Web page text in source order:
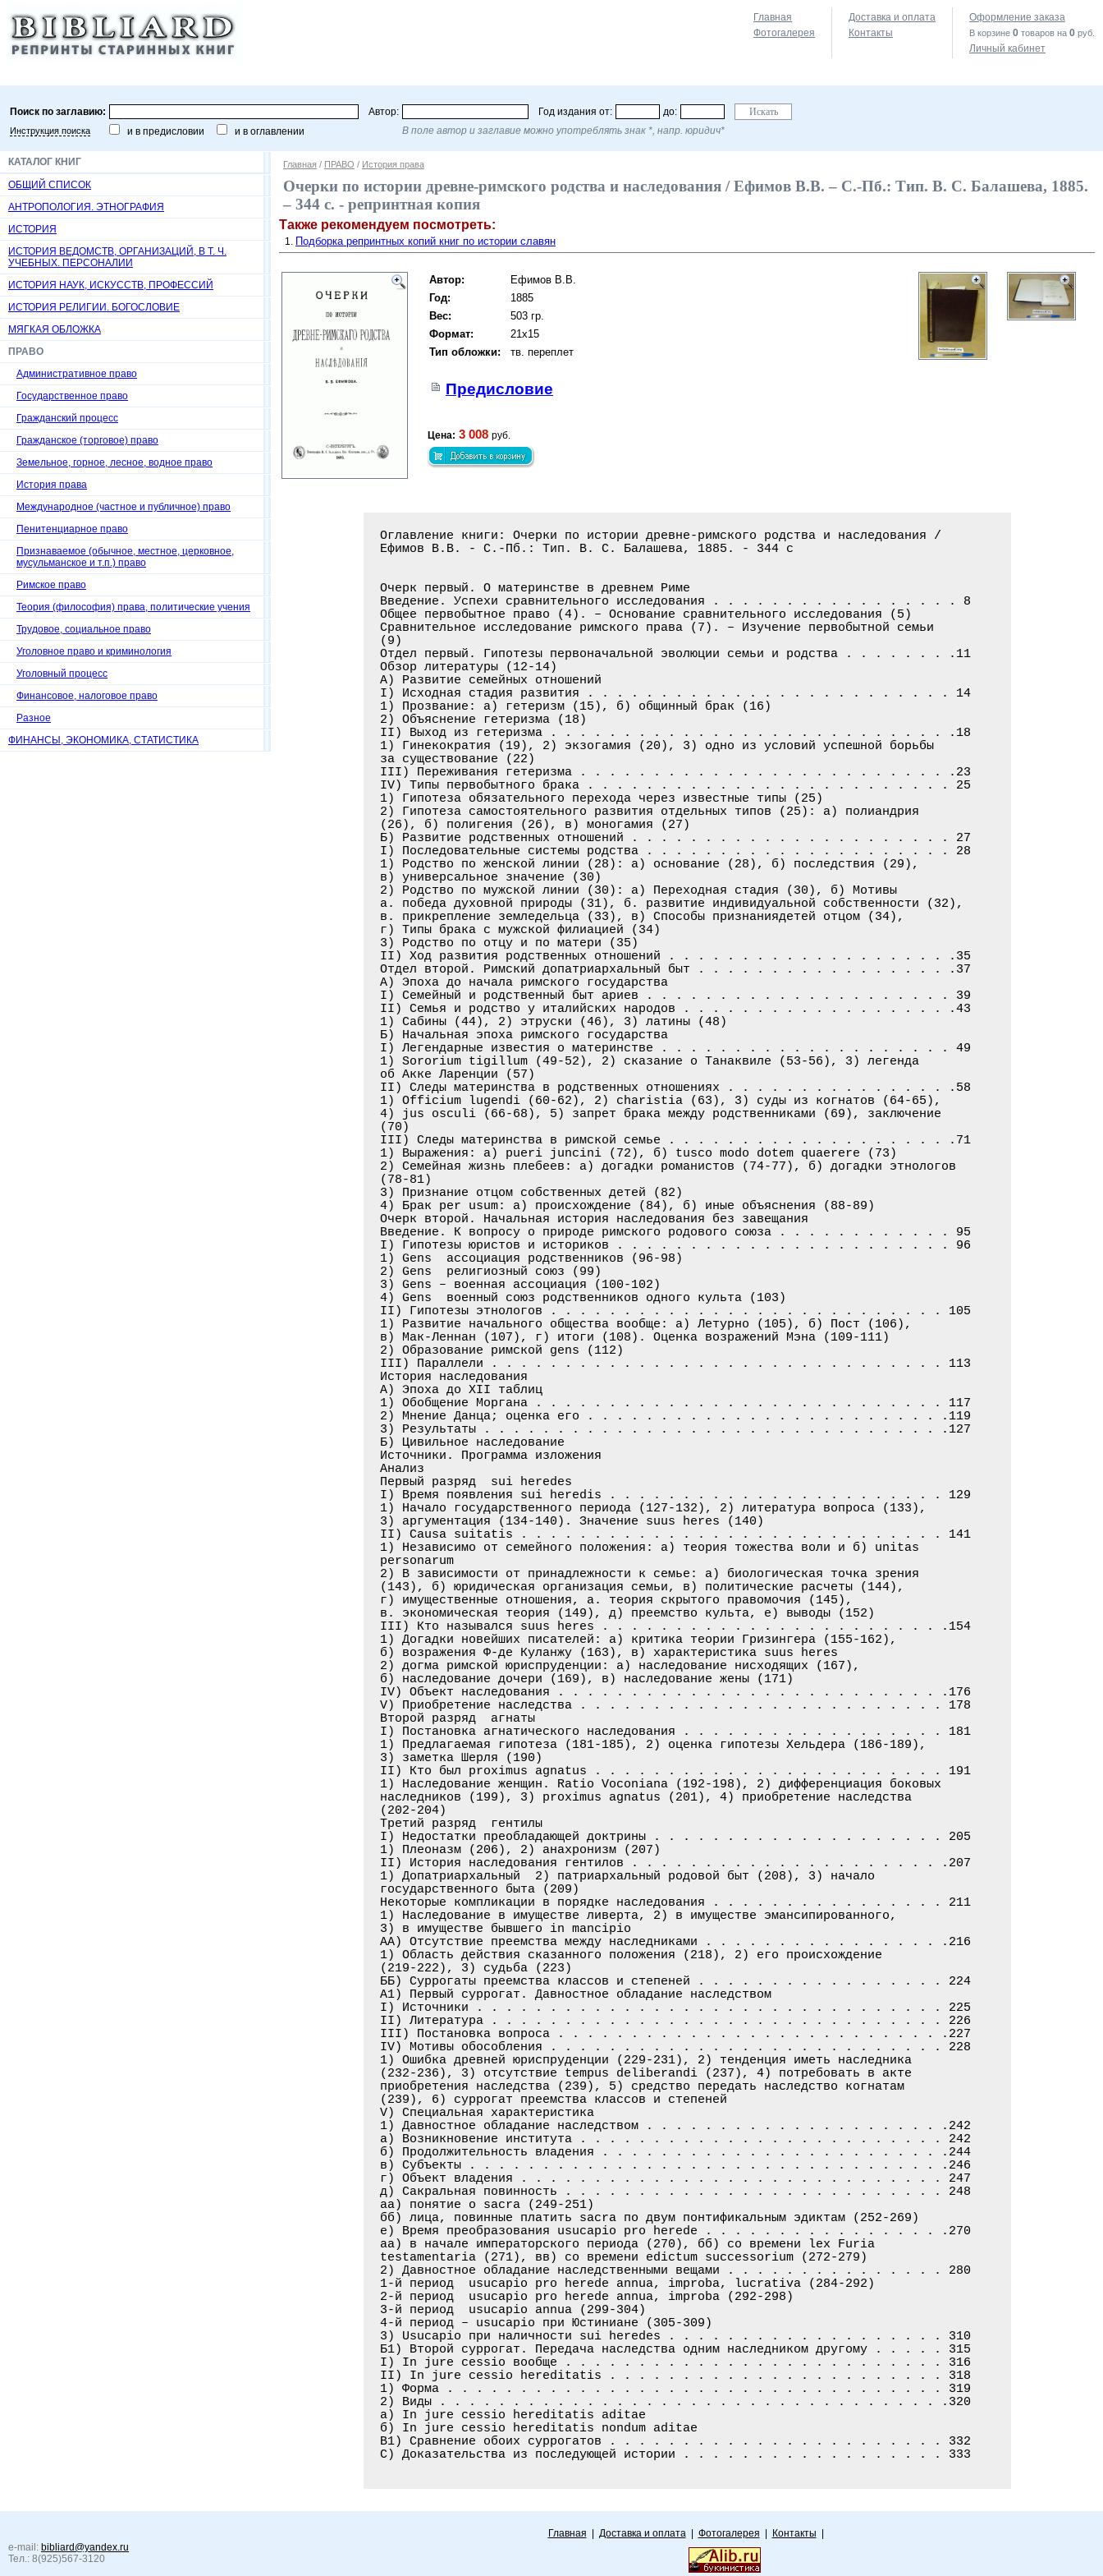
Главная
Фотогалерея
Доставка и оплата
Контакты
Оформление заказа
В корзине 0 товаров на 0 руб.
Личный кабинет
Поиск по заглавию: Автор: Год издания от: до:
Инструкция поиска и в предисловии и в оглавлении В поле автор и заглавие можно употреблять знак *, напр. юридич*
КАТАЛОГ КНИГ
ОБЩИЙ СПИСОК
АНТРОПОЛОГИЯ. ЭТНОГРАФИЯ
ИСТОРИЯ
ИСТОРИЯ ВЕДОМСТВ, ОРГАНИЗАЦИЙ, В Т. Ч.
УЧЕБНЫХ. ПЕРСОНАЛИИ
ИСТОРИЯ НАУК, ИСКУССТВ, ПРОФЕССИЙ
ИСТОРИЯ РЕЛИГИИ. БОГОСЛОВИЕ
МЯГКАЯ ОБЛОЖКА
ПРАВО
Административное право
Государственное право
Гражданский процесс
Гражданское (торговое) право
Земельное, горное, лесное, водное право
История права
Международное (частное и публичное) право
Пенитенциарное право
Признаваемое (обычное, местное, церковное,
мусульманское и т.п.) право
Римское право
Теория (философия) права, политические учения
Трудовое, социальное право
Уголовное право и криминология
Уголовный процесс
Финансовое, налоговое право
Разное
ФИНАНСЫ, ЭКОНОМИКА, СТАТИСТИКА
Главная / ПРАВО / История права
Очерки по истории древне-римского родства и наследования / Ефимов В.В. – С.-Пб.: Тип. В. С. Балашева, 1885.
– 344 с. - репринтная копия
Также рекомендуем посмотреть:
Подборка репринтных копий книг по истории славян
Автор:
Ефимов В.В.
Год:
1885
Вес:
503 гр.
Формат:
21x15
Тип обложки:
тв. переплет
Предисловие
Цена: 3 008 руб.
Оглавление книги: Очерки по истории древне-римского родства и наследования /
Ефимов В.В. - С.-Пб.: Тип. В. С. Балашева, 1885. - 344 с
Очерк первый. О материнстве в древнем Риме
Введение. Успехи сравнительного исследования . . . . . . . . . . . . . . . . . 8
Общее первобытное право (4). – Основание сравнительного исследования (5)
Сравнительное исследование римского права (7). – Изучение первобытной семьи
(9)
Отдел первый. Гипотезы первоначальной эволюции семьи и родства . . . . . . . .11
Обзор литературы (12-14)
А) Развитие семейных отношений
I) Исходная стадия развития . . . . . . . . . . . . . . . . . . . . . . . . . 14
1) Прозвание: а) гетеризм (15), б) общинный брак (16)
2) Объяснение гетеризма (18)
II) Выход из гетеризма . . . . . . . . . . . . . . . . . . . . . . . . . . . .18
1) Гинекократия (19), 2) экзогамия (20), 3) одно из условий успешной борьбы
за существование (22)
III) Переживания гетеризма . . . . . . . . . . . . . . . . . . . . . . . . . .23
IV) Типы первобытного брака . . . . . . . . . . . . . . . . . . . . . . . . . 25
1) Гипотеза обязательного перехода через известные типы (25)
2) Гипотеза самостоятельного развития отдельных типов (25): а) полиандрия
(26), б) полигения (26), в) моногамия (27)
Б) Развитие родственных отношений . . . . . . . . . . . . . . . . . . . . . . 27
I) Последовательные системы родства . . . . . . . . . . . . . . . . . . . . . 28
1) Родство по женской линии (28): а) основание (28), б) последствия (29),
в) универсальное значение (30)
2) Родство по мужской линии (30): а) Переходная стадия (30), б) Мотивы
а. победа духовной природы (31), б. развитие индивидуальной собственности (32),
в. прикрепление земледельца (33), в) Способы признаниядетей отцом (34),
г) Типы брака с мужской филиацией (34)
3) Родство по отцу и по матери (35)
II) Ход развития родственных отношений . . . . . . . . . . . . . . . . . . . .35
Отдел второй. Римский допатриархальный быт . . . . . . . . . . . . . . . . . .37
А) Эпоха до начала римского государства
I) Семейный и родственный быт ариев . . . . . . . . . . . . . . . . . . . . . 39
II) Семья и родство у италийских народов . . . . . . . . . . . . . . . . . . .43
1) Сабины (44), 2) этруски (46), 3) латины (48)
Б) Начальная эпоха римского государства
I) Легендарные известия о материнстве . . . . . . . . . . . . . . . . . . . . 49
1) Sororium tigillum (49-52), 2) сказание о Танаквиле (53-56), 3) легенда
об Акке Ларенции (57)
II) Следы материнства в родственных отношениях . . . . . . . . . . . . . . . .58
1) Officium lugendi (60-62), 2) charistia (63), 3) суды из когнатов (64-65),
4) jus osculi (66-68), 5) запрет брака между родственниками (69), заключение
(70)
III) Следы материнства в римской семье . . . . . . . . . . . . . . . . . . . .71
1) Выражения: а) pueri juncini (72), б) tusco modo dotem quaerere (73)
2) Семейная жизнь плебеев: а) догадки романистов (74-77), б) догадки этнологов
(78-81)
3) Признание отцом собственных детей (82)
4) Брак per usum: а) происхождение (84), б) иные объяснения (88-89)
Очерк второй. Начальная история наследования без завещания
Введение. К вопросу о природе римского родового союза . . . . . . . . . . . . 95
I) Гипотезы юристов и историков . . . . . . . . . . . . . . . . . . . . . . . 96
1) Gens ­ ассоциация родственников (96-98)
2) Gens ­ религиозный союз (99)
3) Gens – военная ассоциация (100-102)
4) Gens ­ военный союз родственников одного культа (103)
II) Гипотезы этнологов . . . . . . . . . . . . . . . . . . . . . . . . . . . 105
1) Развитие начального общества вообще: а) Летурно (105), б) Пост (106),
в) Мак-Леннан (107), г) итоги (108). Оценка возражений Мэна (109-111)
2) Образование римской gens (112)
III) Параллели . . . . . . . . . . . . . . . . . . . . . . . . . . . . . . . 113
История наследования
А) Эпоха до XII таблиц
1) Обобщение Моргана . . . . . . . . . . . . . . . . . . . . . . . . . . . . 117
2) Мнение Данца; оценка его . . . . . . . . . . . . . . . . . . . . . . . . .119
3) Результаты . . . . . . . . . . . . . . . . . . . . . . . . . . . . . . . .127
Б) Цивильное наследование
Источники. Программа изложения
Анализ
Первый разряд ­ sui heredes
I) Время появления sui heredis . . . . . . . . . . . . . . . . . . . . . . . 129
1) Начало государственного периода (127-132), 2) литература вопроса (133),
3) аргументация (134-140). Значение suus heres (140)
II) Causa suitatis . . . . . . . . . . . . . . . . . . . . . . . . . . . . . 141
1) Независимо от семейного положения: а) теория тожества воли и б) unitas
personarum
2) В зависимости от принадлежности к семье: а) биологическая точка зрения
(143), б) юридическая организация семьи, в) политические расчеты (144),
г) имущественные отношения, а. теория скрытого правомочия (145),
в. экономическая теория (149), д) преемство культа, е) выводы (152)
III) Кто назывался suus heres . . . . . . . . . . . . . . . . . . . . . . . .154
1) Догадки новейших писателей: а) критика теории Гризингера (155-162),
б) возражения Ф-де Куланжу (163), в) характеристика suus heres
2) догма римской юриспруденции: а) наследование нисходящих (167),
б) наследование дочери (169), в) наследование жены (171)
IV) Объект наследования . . . . . . . . . . . . . . . . . . . . . . . . . . .176
V) Приобретение наследства . . . . . . . . . . . . . . . . . . . . . . . . . 178
Второй разряд ­ агнаты
I) Постановка агнатического наследования . . . . . . . . . . . . . . . . . . 181
1) Предлагаемая гипотеза (181-185), 2) оценка гипотезы Хельдера (186-189),
3) заметка Шерля (190)
II) Кто был proximus agnatus . . . . . . . . . . . . . . . . . . . . . . . . 191
1) Наследование женщин. Ratio Voconiana (192-198), 2) дифференциация боковых
наследников (199), 3) proximus agnatus (201), 4) приобретение наследства
(202-204)
Третий разряд ­ гентилы
I) Недостатки преобладающей доктрины . . . . . . . . . . . . . . . . . . . . 205
1) Плеоназм (206), 2) анахронизм (207)
II) История наследования гентилов . . . . . . . . . . . . . . . . . . . . . .207
1) Допатриархальный ­ 2) патриархальный родовой быт (208), 3) начало
государственного быта (209)
Некоторые компликации в порядке наследования . . . . . . . . . . . . . . . . 211
1) Наследование в имуществе ливерта, 2) в имуществе эмансипированного,
3) в имуществе бывшего in mancipio
АА) Отсутствие преемства между наследниками . . . . . . . . . . . . . . . . .216
1) Область действия сказанного положения (218), 2) его происхождение
(219-222), 3) судьба (223)
ББ) Суррогаты преемства классов и степеней . . . . . . . . . . . . . . . . . 224
А1) Первый суррогат. Давностное обладание наследством
I) Источники . . . . . . . . . . . . . . . . . . . . . . . . . . . . . . . . 225
II) Литература . . . . . . . . . . . . . . . . . . . . . . . . . . . . . . . 226
III) Постановка вопроса . . . . . . . . . . . . . . . . . . . . . . . . . . .227
IV) Мотивы обособления . . . . . . . . . . . . . . . . . . . . . . . . . . . 228
1) Ошибка древней юриспруденции (229-231), 2) тенденция иметь наследника
(232-236), 3) отсутствие tempus deliberandi (237), 4) потребовать в акте
приобретения наследства (239), 5) средство передать наследство когнатам
(239), 6) суррогат преемства классов и степеней
V) Специальная характеристика
1) Давностное обладание наследством . . . . . . . . . . . . . . . . . . . . .242
а) Возникновение института . . . . . . . . . . . . . . . . . . . . . . . . . 242
б) Продолжительность владения . . . . . . . . . . . . . . . . . . . . . . . .244
в) Субъекты . . . . . . . . . . . . . . . . . . . . . . . . . . . . . . . . .246
г) Объект владения . . . . . . . . . . . . . . . . . . . . . . . . . . . . . 247
д) Сакральная повинность . . . . . . . . . . . . . . . . . . . . . . . . . . 248
аа) понятие o sacra (249-251)
бб) лица, повинные платить sacra по двум понтификальным эдиктам (252-269)
е) Время преобразования usucapio pro herede . . . . . . . . . . . . . . . . .270
аа) в начале императорского периода (270), бб) со времени lex Furia
testamentaria (271), вв) со времени edictum successorium (272-279)
2) Давностное обладание наследственными вещами . . . . . . . . . . . . . . . 280
1-й период ­ usucapio pro herede annua, improba, lucrativa (284-292)
2-й период ­ usucapio pro herede annua, improba (292-298)
3-й период ­ usucapio annua (299-304)
4-й период – usucapio при Юстиниане (305-309)
3) Usucapio при наличности sui heredes . . . . . . . . . . . . . . . . . . . 310
Б1) Второй суррогат. Передача наследства одним наследником другому . . . . . 315
I) In jure cessio вообще . . . . . . . . . . . . . . . . . . . . . . . . . . 316
II) In jure cessio hereditatis . . . . . . . . . . . . . . . . . . . . . . . 318
1) Форма . . . . . . . . . . . . . . . . . . . . . . . . . . . . . . . . . . 319
2) Виды . . . . . . . . . . . . . . . . . . . . . . . . . . . . . . . . . . .320
а) In jure cessio hereditatis aditae
б) In jure cessio hereditatis nondum aditae
В1) Сравнение обоих суррогатов . . . . . . . . . . . . . . . . . . . . . . . 332
С) Доказательства из последующей истории . . . . . . . . . . . . . . . . . . 333
e-mail: bibliard@yandex.ru
Тел.: 8(925)567-3120
Главная Доставка и оплата| Фотогалерея Контакты